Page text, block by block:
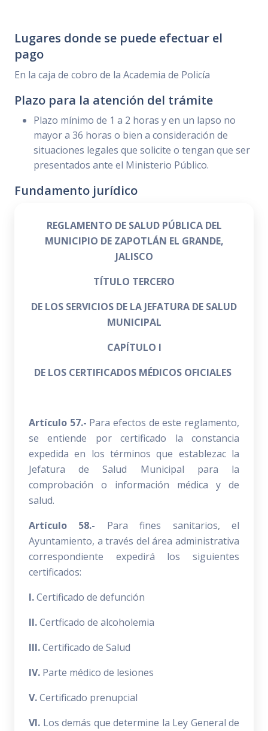
Lugares donde se puede efectuar el
pago
En la caja de cobro de la Academia de Policía
Plazo para la atención del trámite
Plazo mínimo de 1 a 2 horas y en un lapso no
mayor a 36 horas o bien a consideración de
situaciones legales que solicite o tengan que ser
presentados ante el Ministerio Público.
Fundamento jurídico
REGLAMENTO DE SALUD PÚBLICA DEL
MUNICIPIO DE ZAPOTLÁN EL GRANDE,
JALISCO
TÍTULO TERCERO
DE LOS SERVICIOS DE LA JEFATURA DE SALUD
MUNICIPAL
CAPÍTULO I
DE LOS CERTIFICADOS MÉDICOS OFICIALES
Artículo 57.- Para efectos de este reglamento,
se entiende por certificado la constancia
expedida en los términos que establezac la
Jefatura de Salud Municipal para la
comprobación o información médica y de
salud.
Artículo 58.- Para fines sanitarios, el
Ayuntamiento, a través del área administrativa
correspondiente expedirá los siguientes
certificados:
I.Certificado de defunción
II.Certficado de alcoholemia
III.Certificado de Salud
IV. Parte médico de lesiones
V.Certificado prenupcial
VI. Los demás que determine la Ley General de